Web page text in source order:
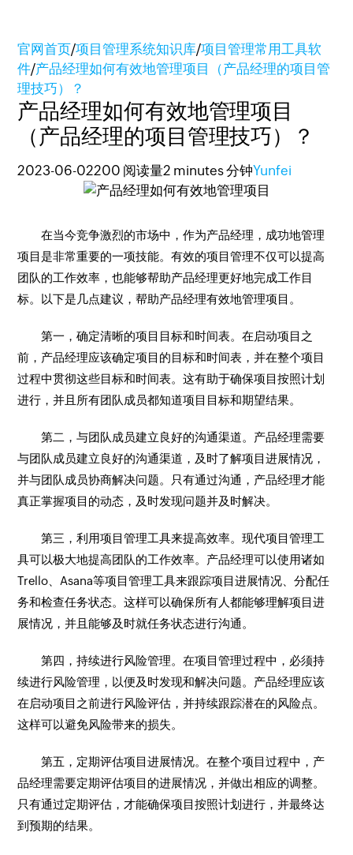
官网首页/项目管理系统知识库/项目管理常用工具软
件/产品经理如何有效地管理项目（产品经理的项目管
理技巧）？
产品经理如何有效地管理项目
（产品经理的项目管理技巧）？
2023-06-02200 阅读量2 minutes 分钟Yunfei
在当今竞争激烈的市场中，作为产品经理，成功地管理
项目是非常重要的一项技能。有效的项目管理不仅可以提高
团队的工作效率，也能够帮助产品经理更好地完成工作目
标。以下是几点建议，帮助产品经理有效地管理项目。
第一，确定清晰的项目目标和时间表。在启动项目之
前，产品经理应该确定项目的目标和时间表，并在整个项目
过程中贯彻这些目标和时间表。这有助于确保项目按照计划
进行，并且所有团队成员都知道项目目标和期望结果。
第二，与团队成员建立良好的沟通渠道。产品经理需要
与团队成员建立良好的沟通渠道，及时了解项目进展情况，
并与团队成员协商解决问题。只有通过沟通，产品经理才能
真正掌握项目的动态，及时发现问题并及时解决。
第三，利用项目管理工具来提高效率。现代项目管理工
具可以极大地提高团队的工作效率。产品经理可以使用诸如
Trello、Asana等项目管理工具来跟踪项目进展情况、分配任
务和检查任务状态。这样可以确保所有人都能够理解项目进
展情况，并且能够及时就任务状态进行沟通。
第四，持续进行风险管理。在项目管理过程中，必须持
续进行风险管理，以便及时发现和解决问题。产品经理应该
在启动项目之前进行风险评估，并持续跟踪潜在的风险点。
这样可以避免风险带来的损失。
第五，定期评估项目进展情况。在整个项目过程中，产
品经理需要定期评估项目的进展情况，并做出相应的调整。
只有通过定期评估，才能确保项目按照计划进行，并最终达
到预期的结果。